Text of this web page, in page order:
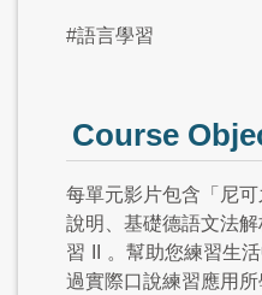
#語言學習
Course
每單元影片包含「尼可
說明、基礎德語文法
習
。幫助您練習生
過實際口說練習應用